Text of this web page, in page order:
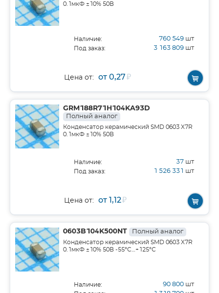
0.1мкФ ±10% 50В
Наличие: 760 549 шт
Под заказ: 3 163 809 шт
Цена от: от 0,27₽
GRM188R71H104KA93D
Полный аналог
Конденсатор керамический SMD 0603 X7R
0.1мкФ ±10% 50В
Наличие: 37 шт
Под заказ: 1 526 331 шт
Цена от: от 1,12₽
0603B104K500NT Полный аналог
Конденсатор керамический SMD 0603 X7R
0.1мкФ ±10% 50В -55°С…+125°С
Наличие: 90 800 шт